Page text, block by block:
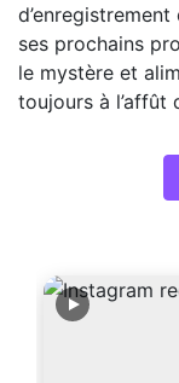
ses prochains
le mystère et
toujours à l’affût